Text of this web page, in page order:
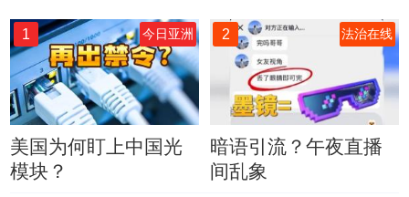
1 今日亚洲
美国为何盯上中国光
模块？
2 法治在线
暗语引流？午夜直播
间乱象